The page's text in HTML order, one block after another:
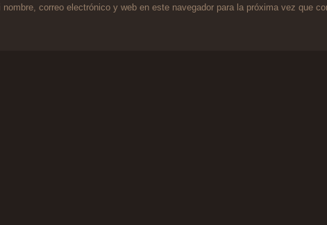
nombre, correo electrónico y web en este navegador para la próxima vez que